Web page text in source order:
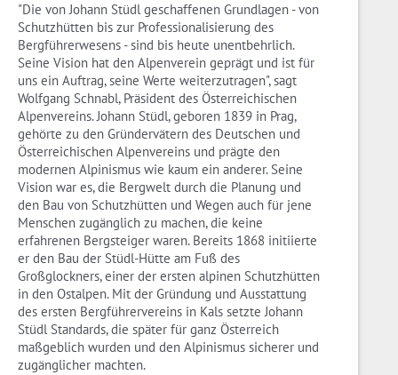
"Die von Johann Stüdl geschaffenen Grundlagen - von
Schutzhütten bis zur Professionalisierung des
Bergführerwesens - sind bis heute unentbehrlich.
Seine Vision hat den Alpenverein geprägt und ist für
uns ein Auftrag, seine Werte weiterzutragen", sagt
Wolfgang Schnabl, Präsident des Österreichischen
Alpenvereins. Johann Stüdl, geboren 1839 in Prag,
gehörte zu den Gründervätern des Deutschen und
Österreichischen Alpenvereins und prägte den
modernen Alpinismus wie kaum ein anderer. Seine
Vision war es, die Bergwelt durch die Planung und
den Bau von Schutzhütten und Wegen auch für jene
Menschen zugänglich zu machen, die keine
erfahrenen Bergsteiger waren. Bereits 1868 initiierte
er den Bau der Stüdl-Hütte am Fuß des
Großglockners, einer der ersten alpinen Schutzhütten
in den Ostalpen. Mit der Gründung und Ausstattung
des ersten Bergführervereins in Kals setzte Johann
Stüdl Standards, die später für ganz Österreich
maßgeblich wurden und den Alpinismus sicherer und
zugänglicher machten.